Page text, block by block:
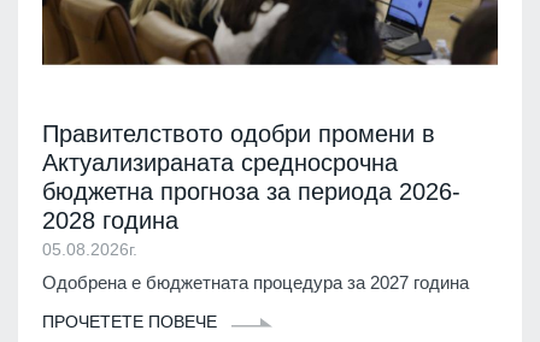
Правителството одобри промени в
Актуализираната средносрочна
бюджетна прогноза за периода 2026-
2028 година
05.08.2026г.
Одобрена е бюджетната процедура за 2027 година
ПРОЧЕТЕТЕ ПОВЕЧЕ